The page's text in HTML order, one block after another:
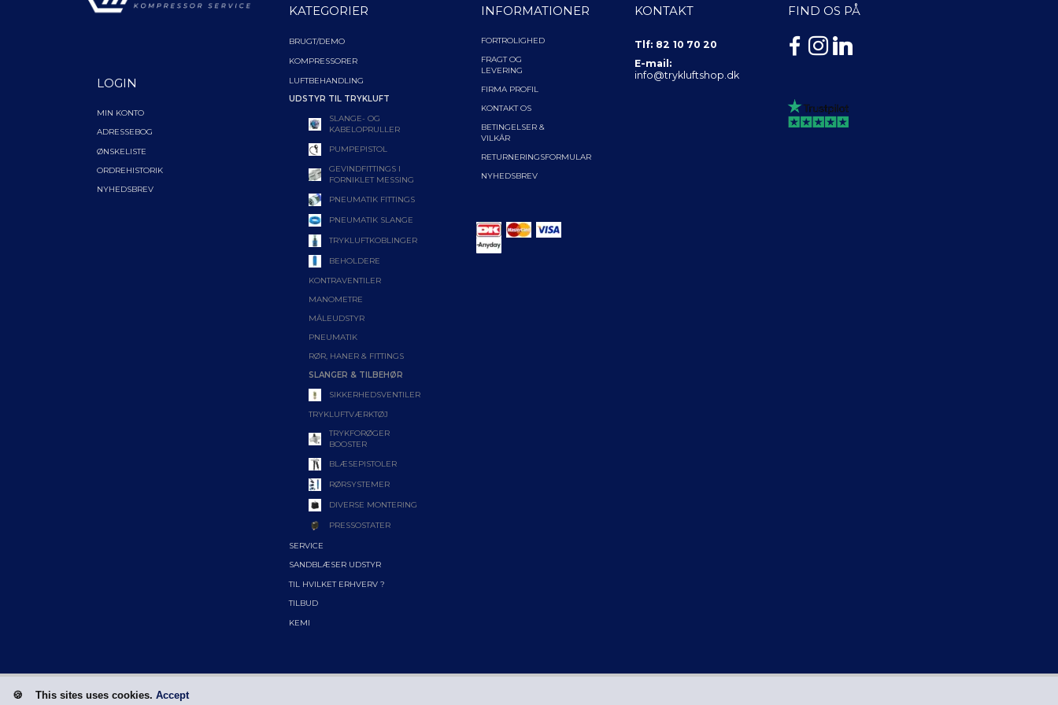
This sites uses cookies. Accept
LOGIN
MIN KONTO
ADRESSEBOG
ØNSKELISTE
ORDREHISTORIK
NYHEDSBREV
KATEGORIER
BRUGT/DEMO
KOMPRESSORER
LUFTBEHANDLING
UDSTYR TIL TRYKLUFT
SLANGE- OG
KABELOPRULLER
PUMPEPISTOL
GEVINDFITTINGS I
FORNIKLET MESSING
PNEUMATIK FITTINGS
PNEUMATIK SLANGE
TRYKLUFTKOBLINGER
BEHOLDERE
KONTRAVENTILER
MANOMETRE
MÅLEUDSTYR
PNEUMATIK
RØR, HANER & FITTINGS
SLANGER & TILBEHØR
SIKKERHEDSVENTILER
TRYKLUFTVÆRKTØJ
TRYKFORØGER
BOOSTER
BLÆSEPISTOLER
RØRSYSTEMER
DIVERSE MONTERING
PRESSOSTATER
SERVICE
SANDBLÆSER UDSTYR
TIL HVILKET ERHVERV ?
TILBUD
KEMI
INFORMATIONER
FORTROLIGHED
FRAGT OG
LEVERING
FIRMA PROFIL
KONTAKT OS
BETINGELSER &
VILKÅR
RETURNERINGSFORMULAR
NYHEDSBREV
KONTAKT
Tlf: 82 10 70 20
E-mail:
info@trykluftshop.dk
FIND OS PÅ